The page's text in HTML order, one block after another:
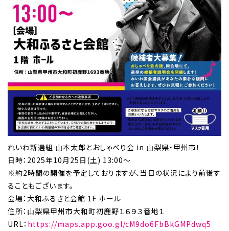
れいわ新選組 山本太郎とおしゃべり会 in 山梨県・甲州市！
日時：2025年10月25日(土) 13:00～
※約2時間の開催を予定しておりますが、当日の状況により前後す
ることもございます。
会場：大和ふるさと会館 1F ホール
住所：山梨県甲州市大和町初鹿野１６９３番地１
URL： https://maps.app.goo.gl/cM9do6FbBkGMPdwq5